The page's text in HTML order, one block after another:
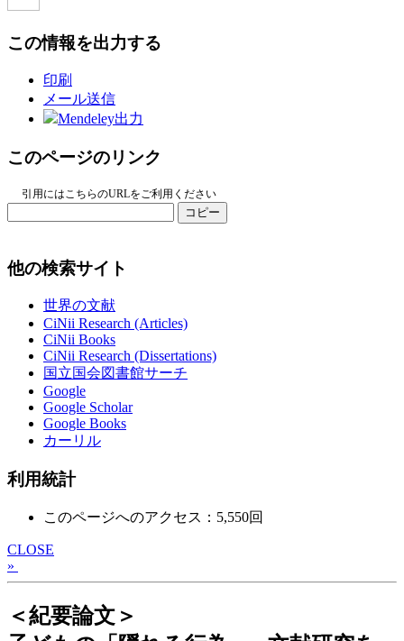
この情報を出力する
印刷
メール送信
Mendeley出力
このページのリンク
引用にはこちらのURLをご利用ください
コピー
他の検索サイト
世界の文献
CiNii Research (Articles)
CiNii Books
CiNii Research (Dissertations)
国立国会図書館サーチ
Google
Google Scholar
Google Books
カーリル
利用統計
このページへのアクセス：5,550回
CLOSE
»
＜紀要論文＞